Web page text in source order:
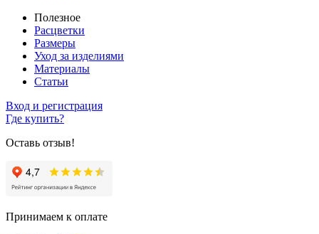
Полезное
Расцветки
Размеры
Уход за изделиями
Материалы
Статьи
Вход и регистрация
Где купить?
Оставь отзыв!
Принимаем к оплате